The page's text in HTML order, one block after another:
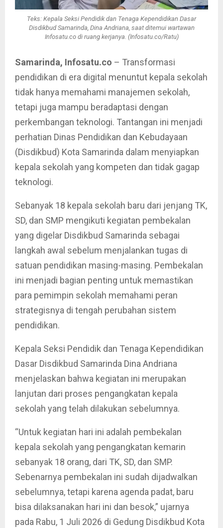
Teks: Kepala Seksi Pendidik dan Tenaga Kependidikan Dasar
Disdikbud Samarinda, Dina Andriana, saat ditemui wartawan
Infosatu.co di ruang kerjanya. (Infosatu.co/Ratu)
Samarinda, Infosatu.co – Transformasi
pendidikan di era digital menuntut kepala sekolah
tidak hanya memahami manajemen sekolah,
tetapi juga mampu beradaptasi dengan
perkembangan teknologi. Tantangan ini menjadi
perhatian Dinas Pendidikan dan Kebudayaan
(Disdikbud) Kota Samarinda dalam menyiapkan
kepala sekolah yang kompeten dan tidak gagap
teknologi.
Sebanyak 18 kepala sekolah baru dari jenjang TK,
SD, dan SMP mengikuti kegiatan pembekalan
yang digelar Disdikbud Samarinda sebagai
langkah awal sebelum menjalankan tugas di
satuan pendidikan masing-masing. Pembekalan
ini menjadi bagian penting untuk memastikan
para pemimpin sekolah memahami peran
strategisnya di tengah perubahan sistem
pendidikan.
Kepala Seksi Pendidik dan Tenaga Kependidikan
Dasar Disdikbud Samarinda Dina Andriana
menjelaskan bahwa kegiatan ini merupakan
lanjutan dari proses pengangkatan kepala
sekolah yang telah dilakukan sebelumnya.
“Untuk kegiatan hari ini adalah pembekalan
kepala sekolah yang pengangkatan kemarin
sebanyak 18 orang, dari TK, SD, dan SMP.
Sebenarnya pembekalan ini sudah dijadwalkan
sebelumnya, tetapi karena agenda padat, baru
bisa dilaksanakan hari ini dan besok,” ujarnya
pada Rabu, 1 Juli 2026 di Gedung Disdikbud Kota